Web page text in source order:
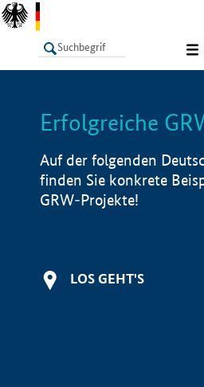
LISTE
Erfolgreiche
Auf der folgenden
finden Sie konkrete
GRW-Projekte!
LOS GEHT'S